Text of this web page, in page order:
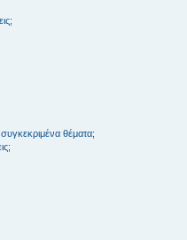
θέματα;